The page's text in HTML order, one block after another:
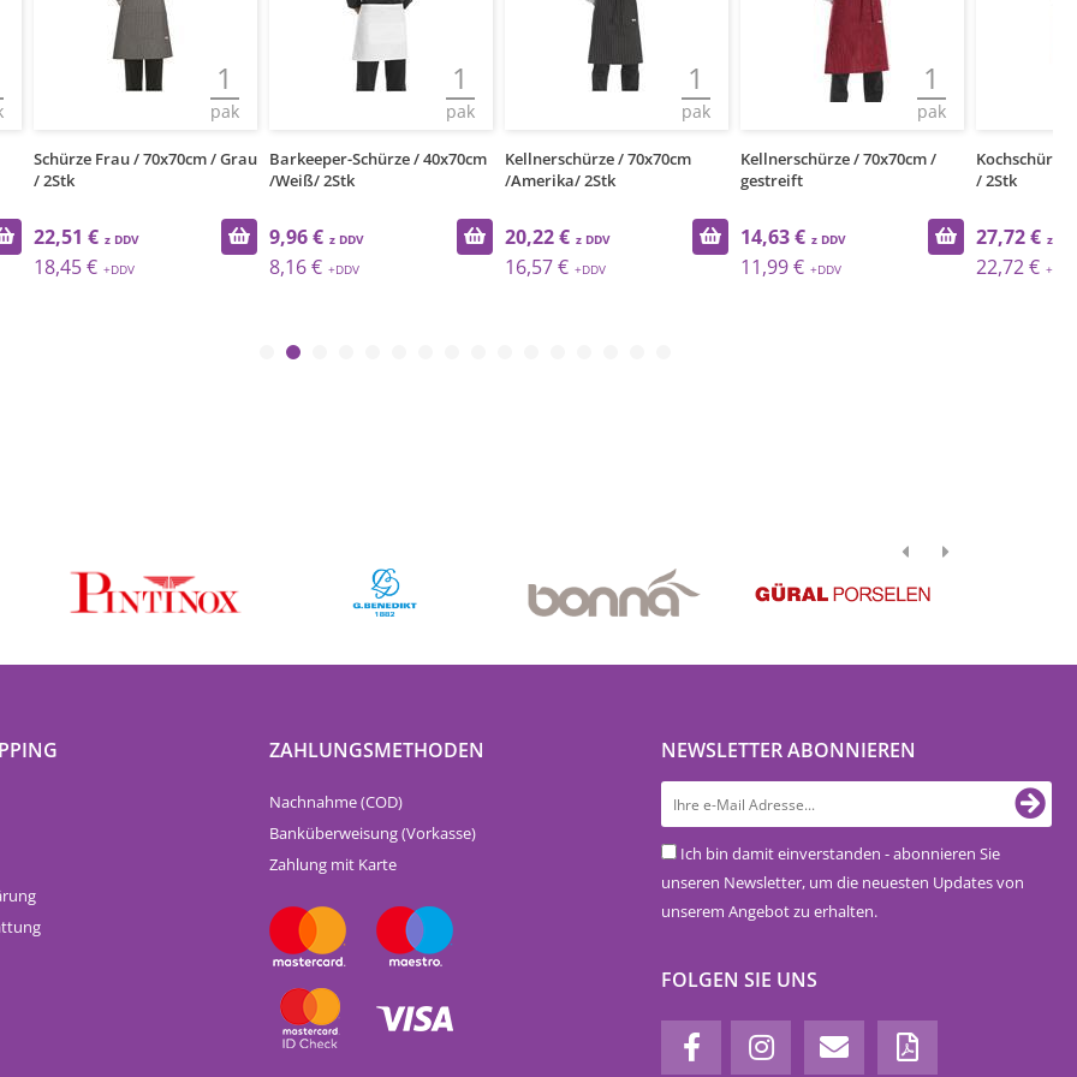
/ Grau Barkeeper-Schürze / 40x70cm
9,96 €
8,16 €
Kellnerschürze / 70x70cm
/Amerika/ 2Stk
20,22 €
16,57 €
Kellnerschürze / 70x70cm /
gestreift
14,63 €
11,99 €
Kochschürze / 90x70cm / Streif
27,72 €
22,72 €
ZAHLUNGSMETHODEN
Nachnahme (COD)
Banküberweisung (Vorkasse)
Zahlung mit Karte
NEWSLETTER ABONNIEREN
Ich bin damit einverstanden - abonnieren Sie
unseren Newsletter, um die neuesten Updates von
unserem Angebot zu erhalten.
FOLGEN SIE UNS